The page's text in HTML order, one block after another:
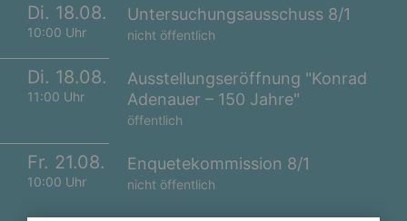
Di. 18.08.
10:00 Uhr
Untersuchungsausschuss 8/1
nicht öffentlich
Di. 18.08.
11:00 Uhr
Ausstellungseröffnung "Konrad
Adenauer – 150 Jahre"
öffentlich
Fr. 21.08.
10:00 Uhr
Enquetekommission 8/1
nicht öffentlich